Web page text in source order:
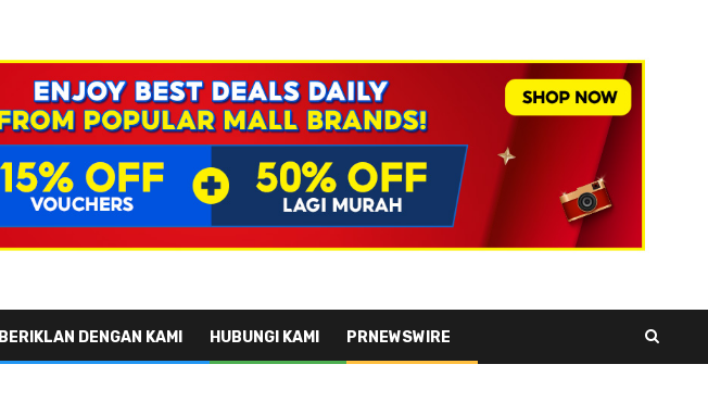
BERIKLAN DENGAN KAMI HUBUNGI KAMI PRNEWSWIRE